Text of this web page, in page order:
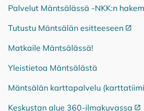
Palvelut Mäntsälässä -NKK:n
Tutustu Mäntsälän esitteeseen
Matkaile Mäntsälässä!
Yleistietoa Mäntsälästä
Mäntsälän karttapalvelu
Keskustan alue 360-ilmakuvassa